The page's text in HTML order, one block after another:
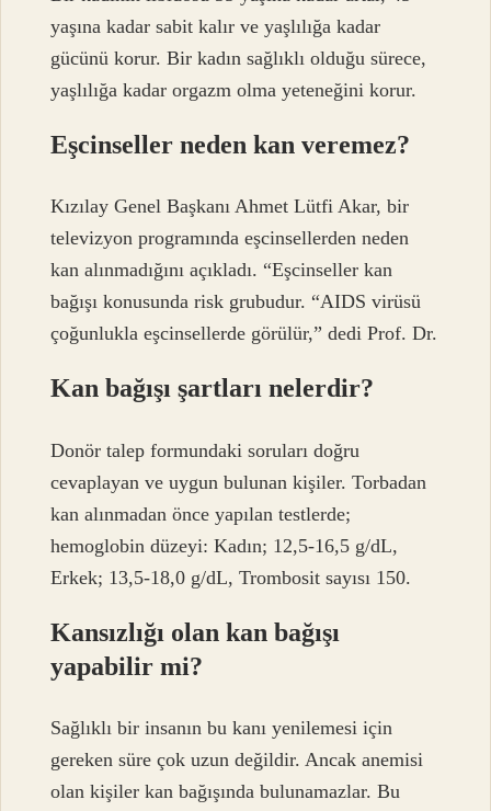
yaşına kadar sabit kalır ve yaşlılığa kadar
gücünü korur. Bir kadın sağlıklı olduğu sürece,
yaşlılığa kadar orgazm olma yeteneğini korur.
Eşcinseller neden kan veremez?
Kızılay Genel Başkanı Ahmet Lütfi Akar, bir
televizyon programında eşcinsellerden neden
kan alınmadığını açıkladı. “Eşcinseller kan
bağışı konusunda risk grubudur. “AIDS virüsü
çoğunlukla eşcinsellerde görülür,” dedi Prof. Dr.
Kan bağışı şartları nelerdir?
Donör talep formundaki soruları doğru
cevaplayan ve uygun bulunan kişiler. Torbadan
kan alınmadan önce yapılan testlerde;
hemoglobin düzeyi: Kadın; 12,5-16,5 g/dL,
Erkek; 13,5-18,0 g/dL, Trombosit sayısı 150.
Kansızlığı olan kan bağışı
yapabilir mi?
Sağlıklı bir insanın bu kanı yenilemesi için
gereken süre çok uzun değildir. Ancak anemisi
olan kişiler kan bağışında bulunamazlar. Bu